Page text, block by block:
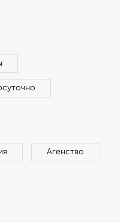
Агенство